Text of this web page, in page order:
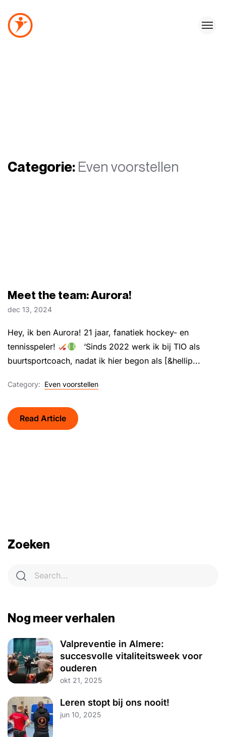
Categorie: Even voorstellen
Meet the team: Aurora!
dec 13, 2024
Hey, ik ben Aurora! 21 jaar, fanatiek hockey- en
tennisspeler!
‘Sinds 2022 werk ik bij TIO als
buurtsportcoach, nadat ik hier begon als [&hellip...
Category: Even voorstellen
Read Article
Zoeken
Nog meer verhalen
Valpreventie in Almere:
succesvolle vitaliteitsweek voor
ouderen
okt 21, 2025
Leren stopt bij ons nooit!
jun 10, 2025